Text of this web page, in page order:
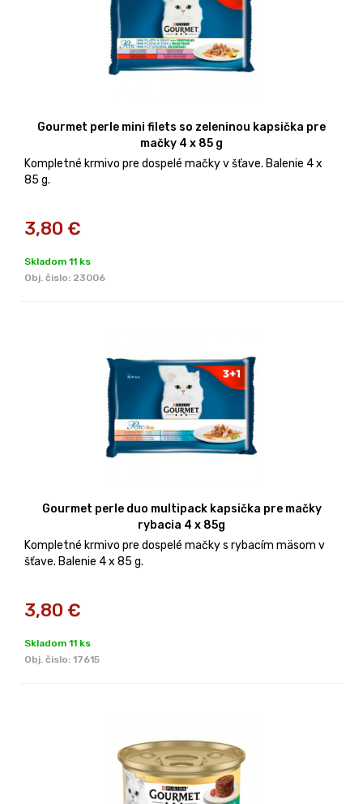
Gourmet perle mini filets so zeleninou kapsička pre
mačky 4 x 85 g
Kompletné krmivo pre dospelé mačky v šťave. Balenie 4 x
85 g.
3,80 €
Skladom 11 ks
Obj. čislo: 23006
Gourmet perle duo multipack kapsička pre mačky
rybacia 4 x 85g
Kompletné krmivo pre dospelé mačky s rybacím mäsom v
šťave. Balenie 4 x 85 g.
3,80 €
Skladom 11 ks
Obj. čislo: 17615